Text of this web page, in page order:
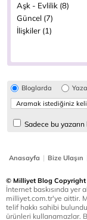
Aşk - Evlilik (8)
Güncel (7)
İlişkiler (1)
Bloglarda
Sadece bu
Anasayfa | Bize Ulaşın
© Milliyet Blog
İnternet baskısında yer
milliyet.com.tr'ye aittir.
telif hakkı sahibi
ürünleri kullanamazlar.